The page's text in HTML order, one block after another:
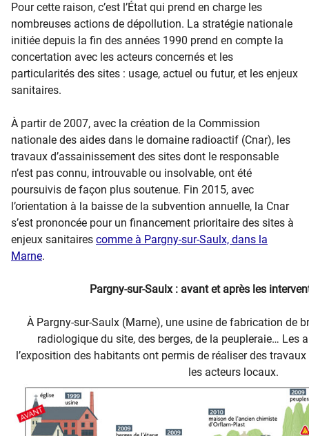
Pour cette raison, c’est l’État qui prend en charge les
nombreuses actions de dépollution. La stratégie nationale
initiée depuis la fin des années 1990 prend en compte la
concertation avec les acteurs concernés et les
particularités des sites : usage, actuel ou futur, et les enjeux
sanitaires.
À partir de 2007, avec la création de la Commission
nationale des aides dans le domaine radioactif (Cnar), les
travaux d’assainissement des sites dont le responsable
n’est pas connu, introuvable ou insolvable, ont été
poursuivis de façon plus soutenue. Fin 2015, avec
l’orientation à la baisse de la subvention annuelle, la Cnar
s’est prononcée pour un financement prioritaire des sites à
enjeux sanitaires comme à Pargny-sur-Saulx, dans la
Marne.
Pargny-sur-Saulx : avant et après les
À Pargny-sur-Saulx (Marne), une usine de fabrication de
radiologique du site, des berges, de la peupleraie… Les
l’exposition des habitants ont permis de réaliser des
les acteurs locaux.